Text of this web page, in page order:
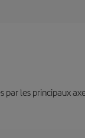
par les principaux